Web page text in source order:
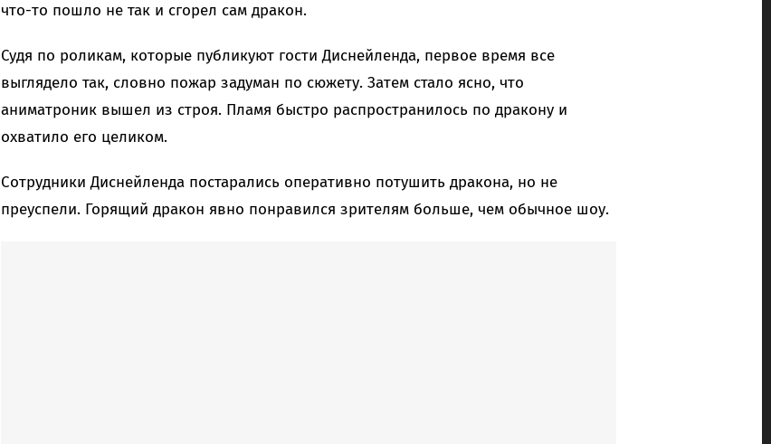
что-то пошло не так и сгорел сам дракон.
Судя по роликам, которые публикуют гости Диснейленда, первое время все
выглядело так, словно пожар задуман по сюжету. Затем стало ясно, что
аниматроник вышел из строя. Пламя быстро распространилось по дракону и
охватило его целиком.
Сотрудники Диснейленда постарались оперативно потушить дракона, но не
преуспели. Горящий дракон явно понравился зрителям больше, чем обычное шоу.